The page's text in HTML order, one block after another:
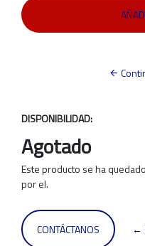
DISPONIBILIDAD:
Agotado
Este producto se ha
por el.
CONTÁCTANOS ←